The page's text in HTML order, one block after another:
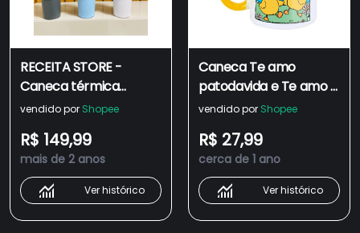
RECEITA STORE -
Caneca térmica
Stanley 1,2 litros com
inoxidável (Promoção)
brindee
vendido por Shopee
R$ 149,99
mais de 2 anos
Ver histórico
Caneca Te amo
patodavida e Te amo e
não é porco Kit
vendido por Shopee
R$ 27,99
cerca de 1 ano
Ver histórico